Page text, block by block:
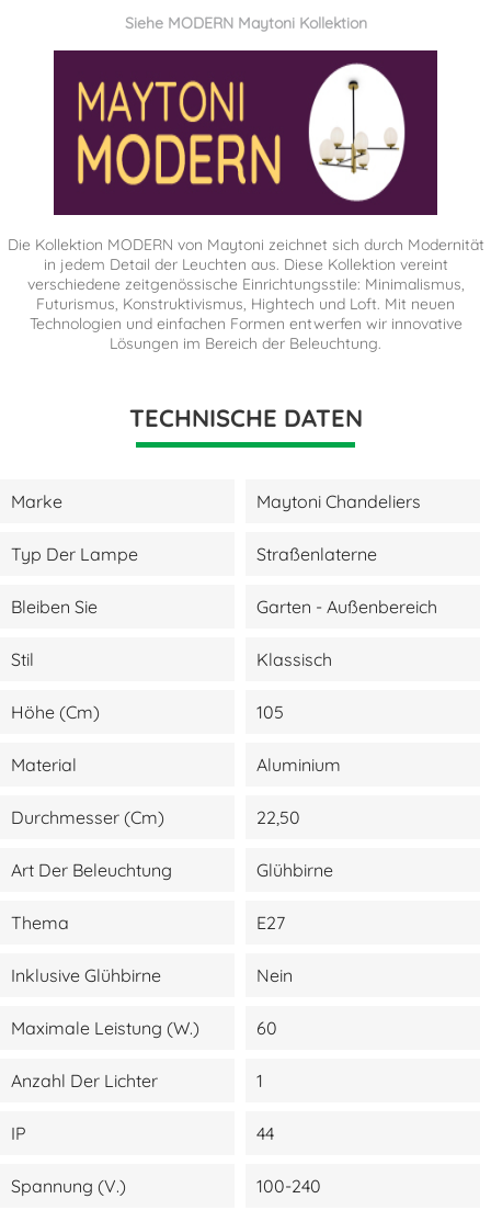
Siehe MODERN Maytoni Kollektion
Die Kollektion MODERN von Maytoni zeichnet sich durch Modernität
in jedem Detail der Leuchten aus. Diese Kollektion vereint
verschiedene zeitgenössische Einrichtungsstile: Minimalismus,
Futurismus, Konstruktivismus, Hightech und Loft. Mit neuen
Technologien und einfachen Formen entwerfen wir innovative
Lösungen im Bereich der Beleuchtung.
TECHNISCHE DATEN
Marke Maytoni Chandeliers
Typ Der Lampe Straßenlaterne
Bleiben Sie Garten - Außenbereich
Stil Klassisch
Höhe (cm) 105
Material Aluminium
Durchmesser (cm) 22,50
Art Der Beleuchtung Glühbirne
Thema E27
Inklusive Glühbirne Nein
Maximale Leistung (W.) 60
Anzahl Der Lichter 1
IP 44
Spannung (V.) 100-240